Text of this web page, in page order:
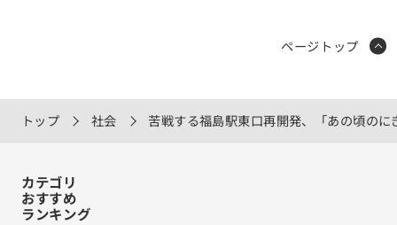
トップ 社会 苦戦する福島駅東口再開発、「あの頃の
ページトップ
カテゴリ
おすすめ
ランキング